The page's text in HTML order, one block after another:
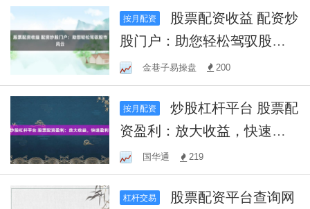
按月配资
股门户：助您轻松驾驭股市
风云金巷子易操盘 200
按月配资
炒股杠杆平台 股票配
资盈利：放大收益，快速盈
利！国华通 219
杠杆交易